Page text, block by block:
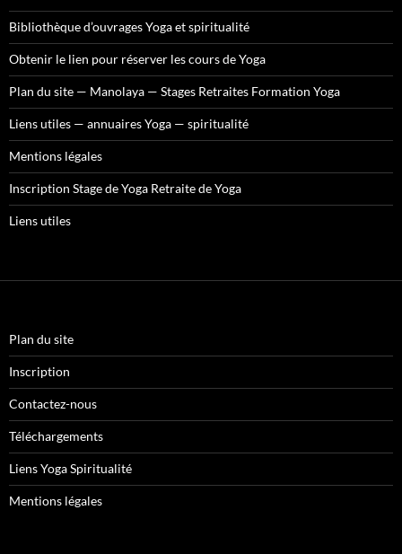
Bibliothèque d’ouvrages Yoga et spiritualité
Obtenir le lien pour réserver les cours de Yoga
Plan du site — Manolaya — Stages Retraites Formation Yoga
Liens utiles — annuaires Yoga — spiritualité
Mentions légales
Inscription Stage de Yoga Retraite de Yoga
Liens utiles
Plan du site
Inscription
Contactez-nous
Téléchargements
Liens Yoga Spiritualité
Mentions légales